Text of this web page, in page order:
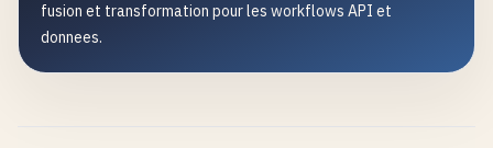
fusion et transformation pour les workflows API et
donnees.